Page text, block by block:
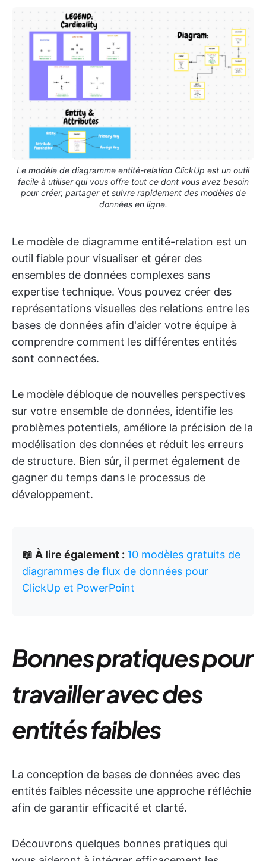
Le modèle de diagramme entité-relation ClickUp est un outil
facile à utiliser qui vous offre tout ce dont vous avez besoin
pour créer, partager et suivre rapidement des modèles de
données en ligne.
Le modèle de diagramme entité-relation est un
outil fiable pour visualiser et gérer des
ensembles de données complexes sans
expertise technique. Vous pouvez créer des
représentations visuelles des relations entre les
bases de données afin d'aider votre équipe à
comprendre comment les différentes entités
sont connectées.
Le modèle débloque de nouvelles perspectives
sur votre ensemble de données, identifie les
problèmes potentiels, améliore la précision de la
modélisation des données et réduit les erreurs
de structure. Bien sûr, il permet également de
gagner du temps dans le processus de
développement.
📖 À lire également : 10 modèles gratuits de
diagrammes de flux de données pour
ClickUp et PowerPoint
Bonnes pratiques pour
travailler avec des
entités faibles
La conception de bases de données avec des
entités faibles nécessite une approche réfléchie
afin de garantir efficacité et clarté.
Découvrons quelques bonnes pratiques qui